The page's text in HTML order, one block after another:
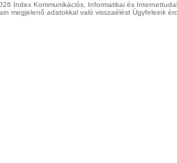
Index Kommunikációs, Informatikai és
megjelenő adatokkal való visszaélést Ügyfeleink